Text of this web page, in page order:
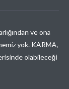
ve ona
yok. KARMA,
olabileceği